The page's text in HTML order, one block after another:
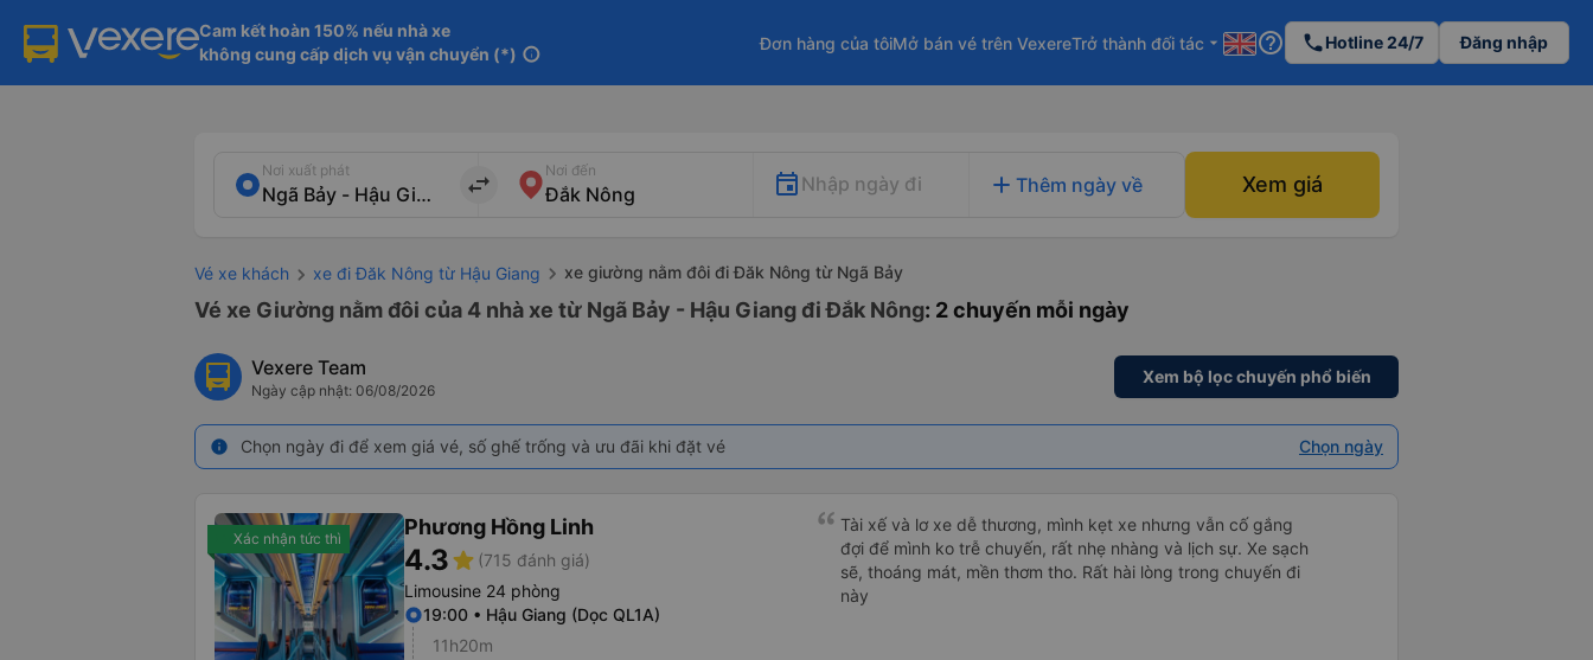
Cam kết hoàn 150% nếu nhà xe
không cung cấp dịch vụ vận chuyển (*) info
Đơn hàng của tôiMở bán vé trên VexereTrở thành đối tác arrow_drop_down help_outline phoneHotline 24/7 Đăng nhập
Nơi xuất phát
import_export
Nơi đến
Nhập ngày đi add Thêm ngày về Xem giá
Vé xe khách xe đi Đăk Nông từ Hậu Giang xe giường nằm đôi đi Đăk Nông từ Ngã Bảy
Vé xe Giường nằm đôi của 4 nhà xe từ Ngã Bảy - Hậu Giang đi Đắk Nông: 2 chuyến mỗi ngày
Vexere Team
Ngày cập nhật: 06/08/2026
Xem bộ lọc chuyến phổ biến
info Chọn ngày đi để xem giá vé, số ghế trống và ưu đãi khi đặt vé Chọn ngày
Xác nhận tức thì Phương Hồng Linh
4.3star (715 đánh giá)
Limousine 24 phòng
19:00 • Hậu Giang (Dọc QL1A)
11h20m
Tài xế và lơ xe dễ thương, mình kẹt xe nhưng vẫn cố gắng
đợi để mình ko trễ chuyến, rất nhẹ nhàng và lịch sự. Xe sạch
sẽ, thoáng mát, mền thơm tho. Rất hài lòng trong chuyến đi
này